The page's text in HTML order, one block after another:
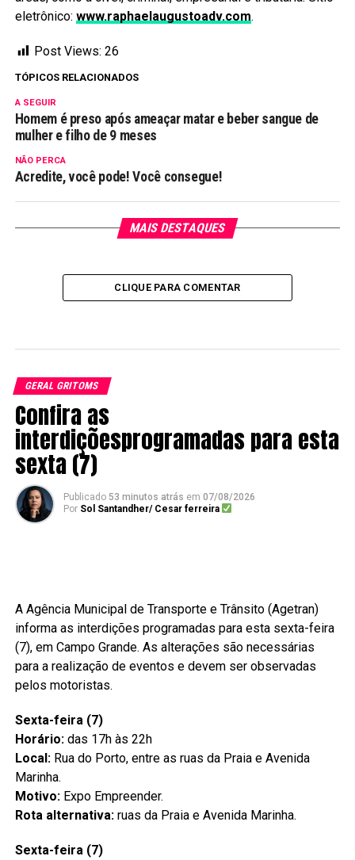
eletrônico: www.raphaelaugustoadv.com.
Post Views: 26
TÓPICOS RELACIONADOS
A SEGUIR
Homem é preso após ameaçar matar e beber sangue de
mulher e filho de 9 meses
NÃO PERCA
Acredite, você pode! Você consegue!
MAIS DESTAQUES
CLIQUE PARA COMENTAR
GERAL GRITOMS
Confira as
interdiçõesprogramadas para esta
sexta (7)
Publicado 53 minutos atrás em 07/08/2026
Por Sol Santandher/ Cesar ferreira
A Agência Municipal de Transporte e Trânsito (Agetran)
informa as interdições programadas para esta sexta-feira
(7), em Campo Grande. As alterações são necessárias
para a realização de eventos e devem ser observadas
pelos motoristas.
Sexta-feira (7)
Horário:das 17h às 22h
Local:Rua do Porto, entre as ruas da Praia e Avenida
Marinha.
Motivo:Expo Empreender.
Rota alternativa:ruas da Praia e Avenida Marinha.
Sexta-feira (7)